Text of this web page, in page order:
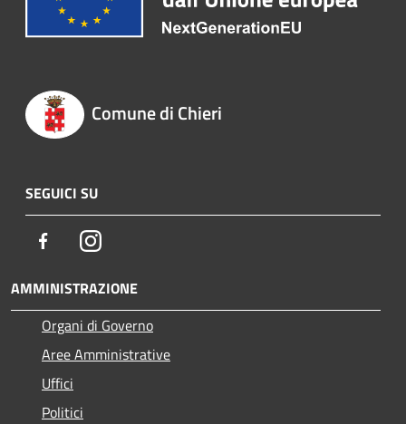
Comune di Chieri
SEGUICI SU
FacebookInstagram
AMMINISTRAZIONE
Organi di Governo
Aree Amministrative
Uffici
Politici